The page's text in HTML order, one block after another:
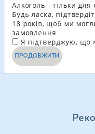
1 2
Алкоголь - тільки для
Будь ласка,
18 років, щоб ми
замовлення
Я підтверджую, що
ПРОДОВЖИТИ